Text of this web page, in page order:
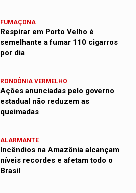
FUMAÇONA
Respirar em Porto Velho é
semelhante a fumar 110 cigarros
por dia
RONDÔNIA VERMELHO
Ações anunciadas pelo governo
estadual não reduzem as
queimadas
ALARMANTE
Incêndios na Amazônia alcançam
níveis recordes e afetam todo o
Brasil